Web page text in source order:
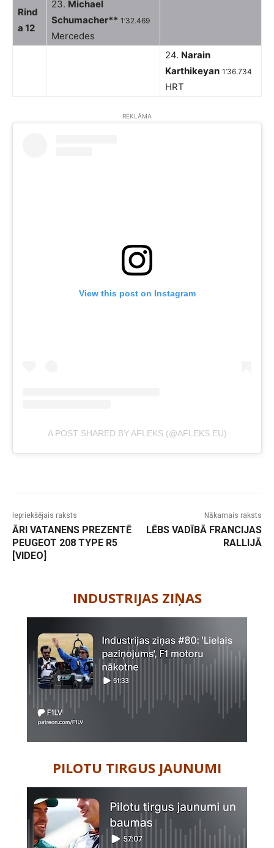
Rind
a 12
23. Michael
Schumacher** 1’32.469
Mercedes
24. Narain
Karthikeyan 1’36.734
HRT
REKLĀMA
View this post on Instagram
A POST SHARED BY AFLEKS (@AFLEKS.EU)
Iepriekšējais raksts
ĀRI VATANENS PREZENTĒ
PEUGEOT 208 TYPE R5
[VIDEO]
Nākamais raksts
LĒBS VADĪBĀ FRANCIJAS
RALLIJĀ
INDUSTRIJAS ZIŅAS
PILOTU TIRGUS JAUNUMI